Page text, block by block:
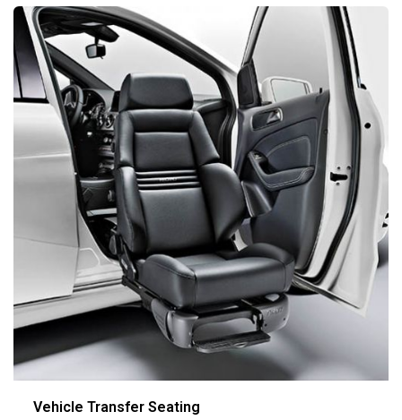
Vehicle Transfer Seating